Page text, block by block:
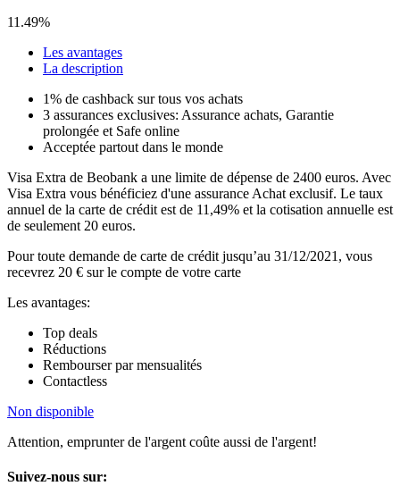
11.49%
Les avantages
La description
1% de cashback sur tous vos achats
3 assurances exclusives: Assurance achats, Garantie
prolongée et Safe online
Acceptée partout dans le monde
Visa Extra de Beobank a une limite de dépense de 2400 euros. Avec
Visa Extra vous bénéficiez d'une assurance Achat exclusif. Le taux
annuel de la carte de crédit est de 11,49% et la cotisation annuelle est
de seulement 20 euros.
Pour toute demande de carte de crédit jusqu’au 31/12/2021, vous
recevrez 20 € sur le compte de votre carte
Les avantages:
Top deals
Réductions
Rembourser par mensualités
Contactless
Non disponible
Attention, emprunter de l'argent coûte aussi de l'argent!
Suivez-nous sur: